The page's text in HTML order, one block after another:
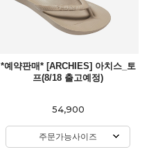
*예약판매* [ARCHIES] 아치스_토
프(8/18 출고예정)
54,900
주문가능사이즈